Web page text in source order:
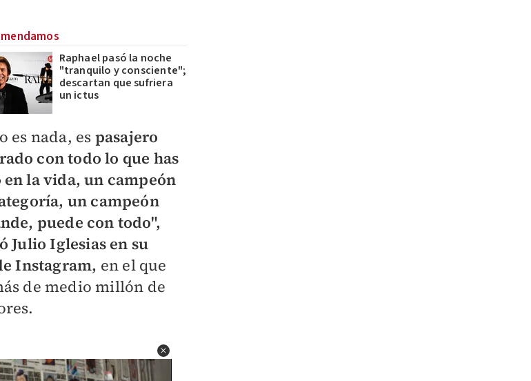
Raphael pasó la noche
"tranquilo y consciente";
descartan que sufriera
un ictus
es nada, es pasajero
con todo lo que has
en la vida, un campeón
un campeón
puede con todo",
Julio Iglesias en su
Instagram, en el que
de medio millón de